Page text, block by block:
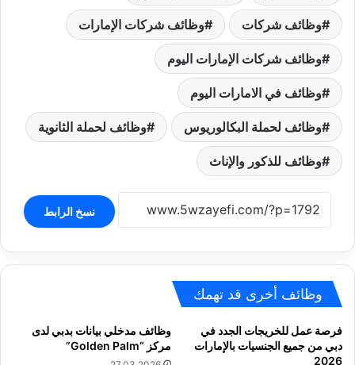
وظائف شركات وظائف شركات الإمارات
وظائف شركات الإمارات اليوم
وظائف في الامارات اليوم
وظائف لحملة البكالوريوس وظائف لحملة الثانوية
وظائف للذكور والإناث
نسخ الرابط
وظائف أخرى قد تهمك
فرصة عمل للخريجات الجدد في
دبي من جميع الجنسيات بالإمارات
2026
وظائف مدخلي بيانات بدبي لدى
مركز “Golden Palm”